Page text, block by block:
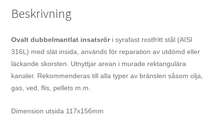
Beskrivning
Ovalt dubbelmantlat insatsröri syrafast rostfritt stål (AISI
316L) med slät insida, används för reparation av utdömd eller
läckande skorsten. Utnyttjar arean i murade rektangulära
kanaler. Rekommenderas till alla typer av bränslen såsom olja,
gas, ved, flis, pellets m.m.
Dimension utsida 117x156mm